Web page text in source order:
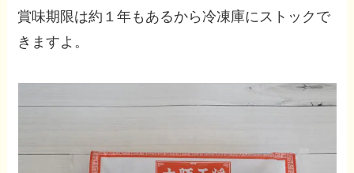
賞味期限は約１年もあるから冷凍庫にストックで
きますよ。